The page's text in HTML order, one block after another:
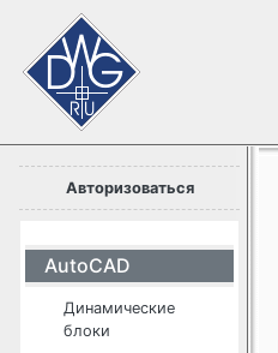
Авторизоваться
AutoCAD
Динамические
блоки